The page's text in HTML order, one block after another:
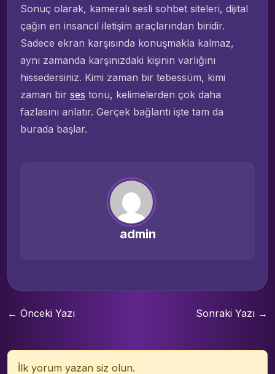
Sonuç olarak, kameralı sesli sohbet siteleri, dijital
çağın en insancıl iletişim araçlarından biridir.
Sadece ekran karşısında konuşmakla kalmaz,
aynı zamanda karşınızdaki kişinin varlığını
hissedersiniz. Kimi zaman bir tebessüm, kimi
zaman bir ses tonu, kelimelerden çok daha
fazlasını anlatır. Gerçek bağlantı işte tam da
burada başlar.
admin
← Önceki Yazı Sonraki Yazı →
İlk yorum yazan siz olun.